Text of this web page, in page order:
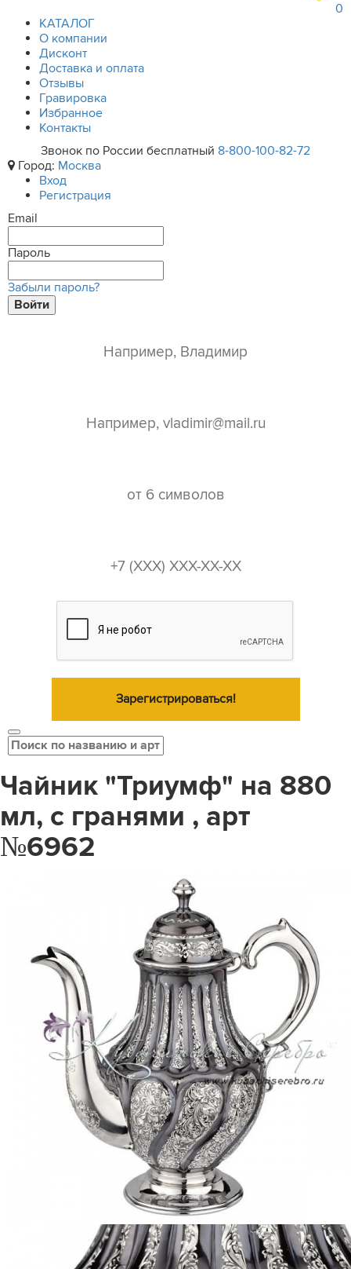
0
КАТАЛОГ
О компании
Дисконт
Доставка и оплата
Отзывы
Гравировка
Избранное
Контакты
Звонок по России бесплатный 8-800-100-82-72
Город: Москва
Вход
Регистрация
Email
Пароль
Забыли пароль?
Войти
Зарегистрироваться!
Чайник "Триумф" на 880
мл, с гранями , арт
№6962